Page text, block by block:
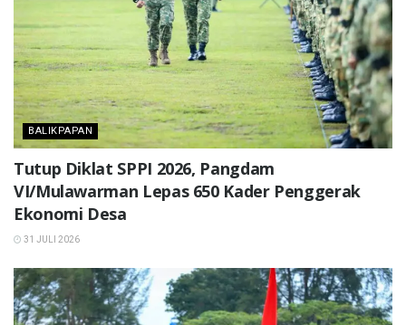
BALIKPAPAN
Tutup Diklat SPPI 2026, Pangdam
VI/Mulawarman Lepas 650 Kader Penggerak
Ekonomi Desa
31 JULI 2026